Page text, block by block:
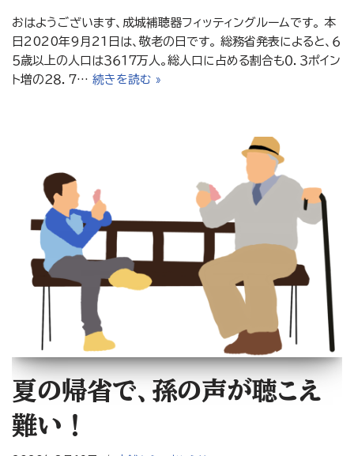
おはようございます、成城補聴器フィッティングルームです。 本
日2020年9月21日は、敬老の日です。 総務省発表によると、６
５歳以上の人口は３６１７万人。総人口に占める割合も０．３ポイン
ト増の２８．７… 続きを読む »
夏の帰省で、孫の声が聴こえ
難い！